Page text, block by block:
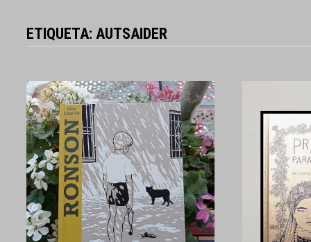
ETIQUETA:AUTSAIDER